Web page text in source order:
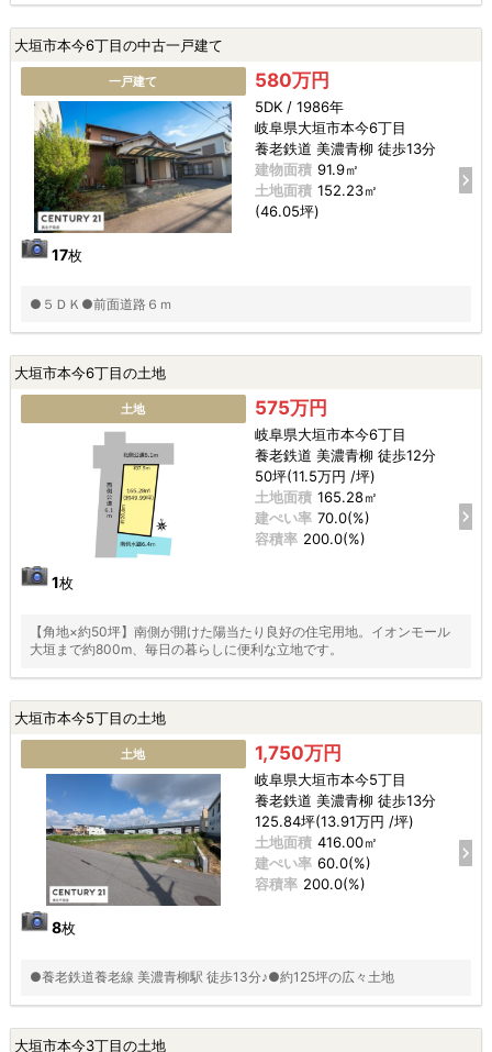
大垣市本今6丁目の中古一戸建て
一戸建て
17枚
580万円
5DK / 1986年
岐阜県大垣市本今6丁目
養老鉄道 美濃青柳 徒歩13分
建物面積 91.9㎡
土地面積 152.23㎡
(46.05坪)
●５ＤＫ●前面道路６ｍ
大垣市本今6丁目の土地
土地
1枚
575万円
岐阜県大垣市本今6丁目
養老鉄道 美濃青柳 徒歩12分
50坪(11.5万円 /坪)
土地面積 165.28㎡
建ぺい率 70.0(%)
容積率 200.0(%)
【角地×約50坪】南側が開けた陽当たり良好の住宅用地。イオンモール
大垣まで約800m、毎日の暮らしに便利な立地です。
大垣市本今5丁目の土地
土地
8枚
1,750万円
岐阜県大垣市本今5丁目
養老鉄道 美濃青柳 徒歩13分
125.84坪(13.91万円 /坪)
土地面積 416.00㎡
建ぺい率 60.0(%)
容積率 200.0(%)
●養老鉄道養老線 美濃青柳駅 徒歩13分♪●約125坪の広々土地
大垣市本今3丁目の土地